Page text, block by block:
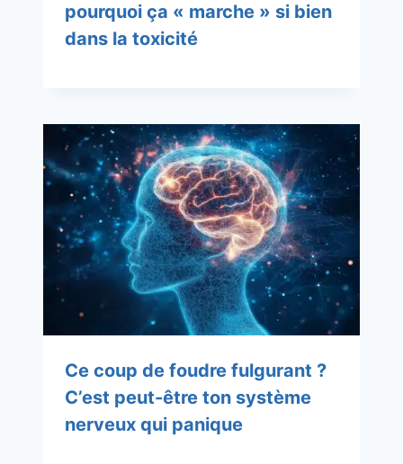
pourquoi ça « marche » si bien
dans la toxicité
Ce coup de foudre fulgurant ?
C’est peut-être ton système
nerveux qui panique